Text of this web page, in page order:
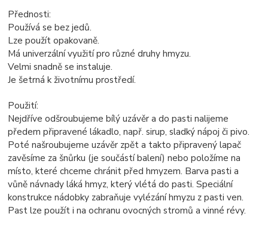
Přednosti:
Používá se bez jedů.
Lze použít opakovaně.
Má univerzální využití pro různé druhy hmyzu.
Velmi snadně se instaluje.
Je šetrná k životnímu prostředí.
Použití:
Nejdříve odšroubujeme bílý uzávěr a do pasti nalijeme
předem připravené lákadlo, např. sirup, sladký nápoj či pivo.
Poté našroubujeme uzávěr zpět a takto připravený lapač
zavěsíme za šnůrku (je součástí balení) nebo položíme na
místo, které chceme chránit před hmyzem. Barva pasti a
vůně návnady láká hmyz, který vlétá do pasti. Speciální
konstrukce nádobky zabraňuje vylézání hmyzu z pasti ven.
Past lze použít i na ochranu ovocných stromů a vinné révy.